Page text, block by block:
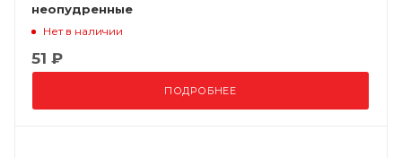
неопудренные
Нет в наличии
51 ₽
ПОДРОБНЕЕ